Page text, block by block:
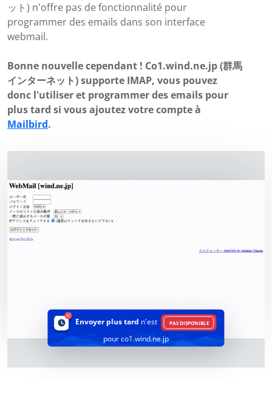
ット) n'offre pas de fonctionnalité pour
programmer des emails dans son interface
webmail.
Bonne nouvelle cependant ! Co1.wind.ne.jp (群馬
インターネット) supporte IMAP, vous pouvez
donc l'utiliser et programmer des emails pour
plus tard si vous ajoutez votre compte à
Mailbird.
Envoyer plus tard n'est PAS DISPONIBLE
pour co1.wind.ne.jp